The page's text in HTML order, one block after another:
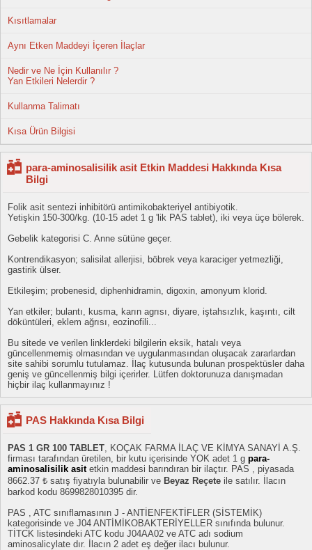
Kısıtlamalar
Aynı Etken Maddeyi İçeren İlaçlar
Nedir ve Ne İçin Kullanılır ?
Yan Etkileri Nelerdir ?
Kullanma Talimatı
Kısa Ürün Bilgisi
para-aminosalisilik asit Etkin Maddesi Hakkında Kısa
Bilgi
Folik asit sentezi inhibitörü antimikobakteriyel antibiyotik.
Yetişkin 150-300/kg. (10-15 adet 1 g 'lik PAS tablet), iki veya üçe bölerek.
Gebelik kategorisi C. Anne sütüne geçer.
Kontrendikasyon; salisilat allerjisi, böbrek veya karaciger yetmezliği,
gastirik ülser.
Etkileşim; probenesid, diphenhidramin, digoxin, amonyum klorid.
Yan etkiler; bulantı, kusma, karın agrısı, diyare, iştahsızlık, kaşıntı, cilt
döküntüleri, eklem ağrısı, eozinofili...
Bu sitede ve verilen linklerdeki bilgilerin eksik, hatalı veya
güncellenmemiş olmasından ve uygulanmasından oluşacak zararlardan
site sahibi sorumlu tutulamaz. İlaç kutusunda bulunan prospektüsler daha
geniş ve güncellenmiş bilgi içerirler. Lütfen doktorunuza danışmadan
hiçbir ilaç kullanmayınız !
PAS Hakkında Kısa Bilgi
PAS 1 GR 100 TABLET, KOÇAK FARMA İLAÇ VE KİMYA SANAYİ A.Ş.
firması tarafından üretilen, bir kutu içerisinde YOK adet 1 g para-
aminosalisilik asitetkin maddesi barındıran bir ilaçtır. PAS , piyasada
8662.37 ₺ satış fiyatıyla bulunabilir ve Beyaz Reçete ile satılır. İlacın
barkod kodu 8699828010395 dir.
PAS , ATC sınıflamasının J - ANTİENFEKTİFLER (SİSTEMİK)
kategorisinde ve J04 ANTİMİKOBAKTERİYELLER sınıfında bulunur.
TİTCK listesindeki ATC kodu J04AA02 ve ATC adı sodium
aminosalicylate dır. İlacın 2 adet eş değer ilacı bulunur.